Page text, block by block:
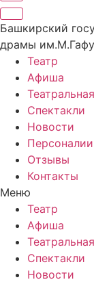
Башкирский
драмы
Театр
Афиша
Спектакли
Новости
Персоналии
Отзывы
Контакты
Меню
Театр
Афиша
Спектакли
Новости